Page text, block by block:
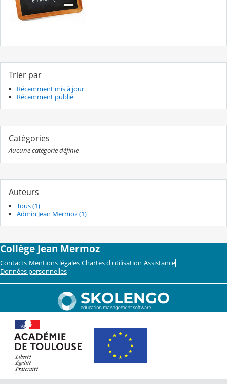
Trier par
Récemment mis à jour
Récemment publié
Catégories
Aucune catégorie définie
Auteurs
Tous (1)
Admin Jean Mermoz (1)
Collège Jean Mermoz
Contacts Mentions légales Chartes d'utilisation Assistance
Données personnelles